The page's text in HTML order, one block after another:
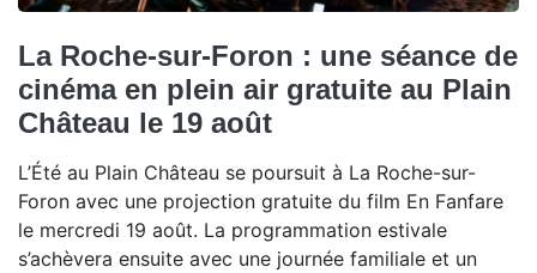
La Roche-sur-Foron : une séance de
cinéma en plein air gratuite au Plain
Château le 19 août
L’Été au Plain Château se poursuit à La Roche-sur-
Foron avec une projection gratuite du film En Fanfare
le mercredi 19 août. La programmation estivale
s’achèvera ensuite avec une journée familiale et un